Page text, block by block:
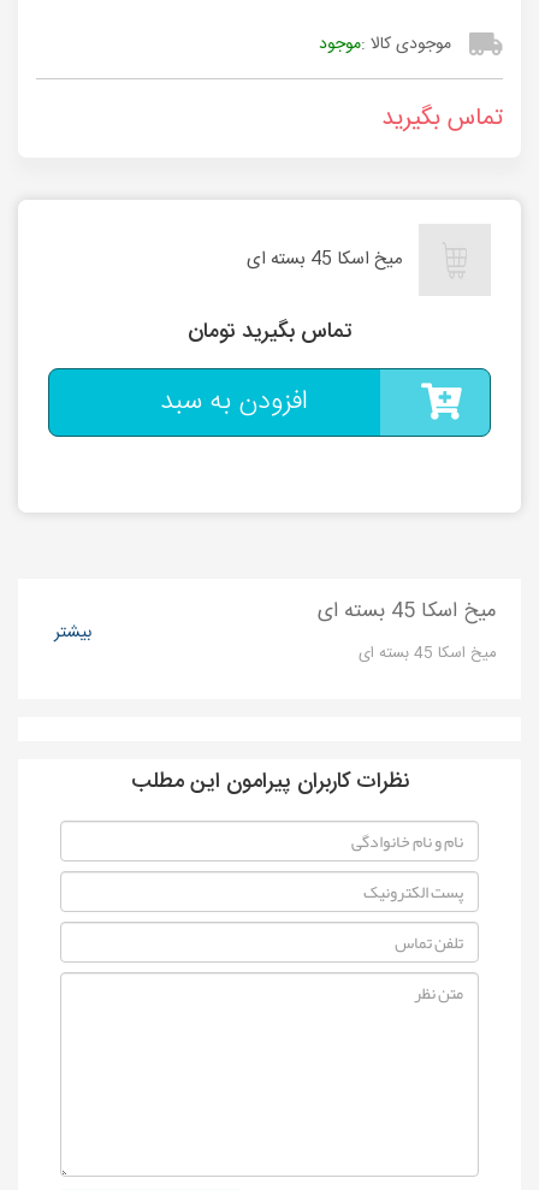
موجودی کالا :موجود
تماس بگیرید
میخ اسکا 45 بسته ای
تماس بگیرید تومان
افزودن به سبد
میخ اسکا 45 بسته ای
میخ اسکا 45 بسته ای
بیشتر
نظرات کاربران پیرامون این مطلب